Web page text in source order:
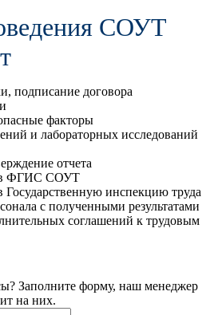
СОУТ
подписание договора
факторы
и лабораторных исследований
отчета
в ФГИС СОУТ
Государственную инспекцию труда
с полученными результатами
соглашений к трудовым
Заполните форму, наш менеджер
на них.